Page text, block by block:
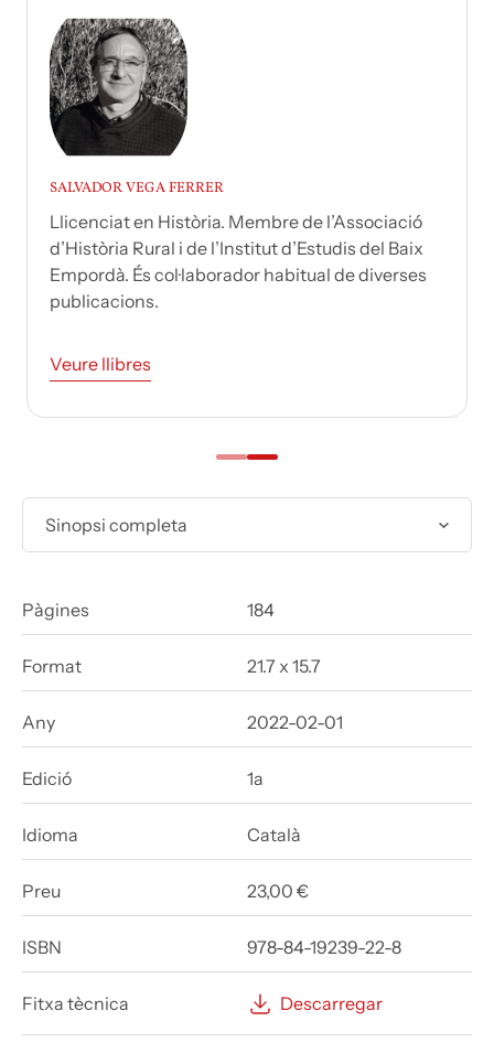
SALVADOR VEGA FERRER
Llicenciat en Història. Membre de l’Associació
d’Història Rural i de l’Institut d’Estudis del Baix
Empordà. És col·laborador habitual de diverses
publicacions.
Veure llibres
Sinopsi completa
Pàgines 184
Format 21.7 x 15.7
Any 2022-02-01
Edició 1a
Idioma Català
Preu 23,00 €
ISBN 978-84-19239-22-8
Fitxa tècnica Descarregar